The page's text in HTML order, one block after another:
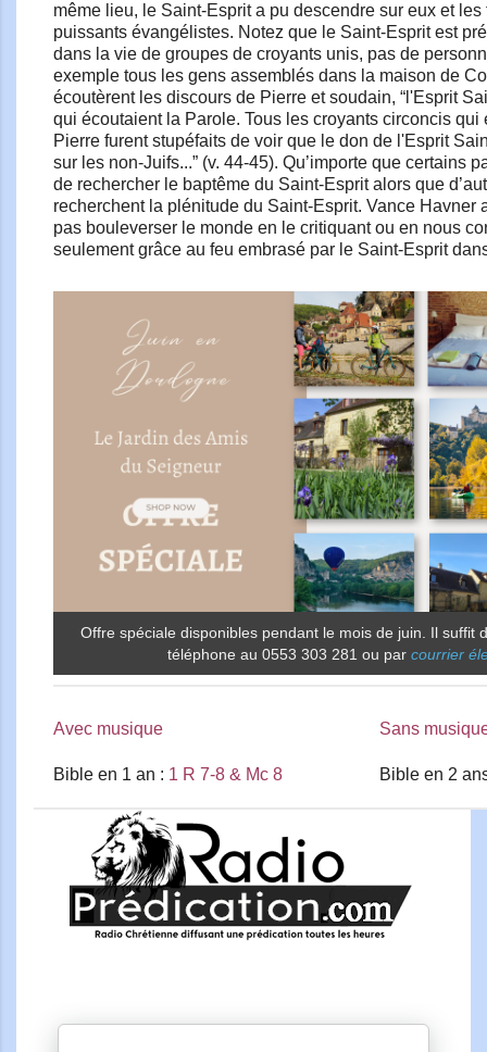
même lieu, le Saint-Esprit a pu descendre sur eux et les
puissants évangélistes. Notez que le Saint-Esprit est
dans la vie de groupes de croyants unis, pas de
exemple tous les gens assemblés dans la maison de
écoutèrent les discours de Pierre et soudain, “l'Esprit
qui écoutaient la Parole. Tous les croyants circoncis qui
Pierre furent stupéfaits de voir que le don de l'Esprit
sur les non-Juifs...” (v. 44-45). Qu’importe que certains
de rechercher le baptême du Saint-Esprit alors que
recherchent la plénitude du Saint-Esprit. Vance Havner
pas bouleverser le monde en le critiquant ou en nous
seulement grâce au feu embrasé par le Saint-Esprit
Offre spéciale disponibles pendant le mois de juin. Il suffit
téléphone au 0553 303 281 ou par courrier
Avec musique
Bible en 1 an : 1 R 7-8 & Mc 8
Sans
Bible en 2